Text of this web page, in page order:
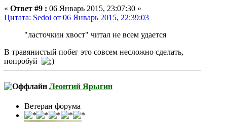
« Ответ #9 : 06 Январь 2015, 23:07:30 »
Цитата: Sedoi от 06 Январь 2015, 22:39:03
"ласточкин хвост" читал не всем удается
В травянистый побег это совсем несложно сделать,
попробуй
Леонтий Ярыгин
Ветеран форума